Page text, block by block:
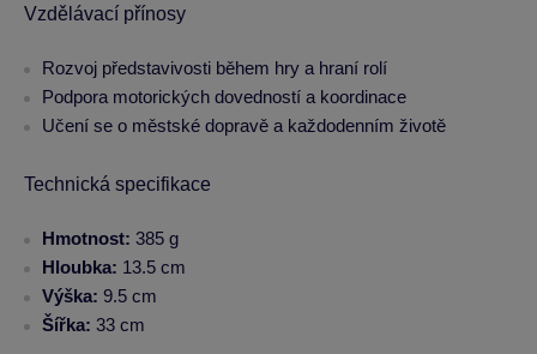
Vzdělávací přínosy
Rozvoj představivosti během hry a hraní rolí
Podpora motorických dovedností a koordinace
Učení se o městské dopravě a každodenním životě
Technická specifikace
Hmotnost: 385 g
Hloubka: 13.5 cm
Výška: 9.5 cm
Šířka: 33 cm